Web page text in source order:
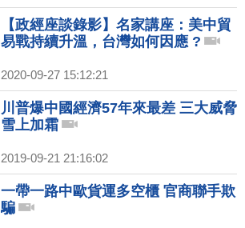
【政經座談錄影】名家講座：美中貿
易戰持續升溫，台灣如何因應 ?
2020-09-27 15:12:21
川普爆中國經濟57年來最差 三大威脅
雪上加霜
2019-09-21 21:16:02
一帶一路中歐貨運多空櫃 官商聯手欺
騙